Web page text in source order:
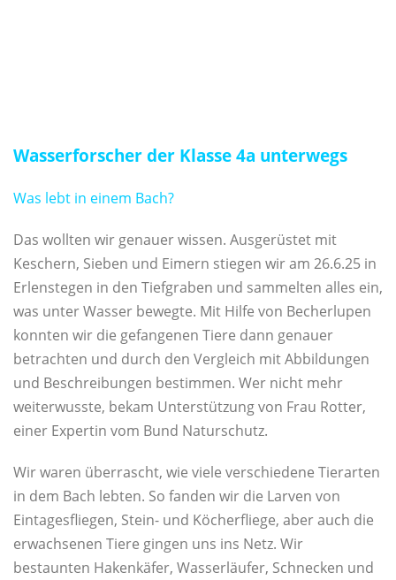
Wasserforscher der Klasse 4a unterwegs
Was lebt in einem Bach?
Das wollten wir genauer wissen. Ausgerüstet mit
Keschern, Sieben und Eimern stiegen wir am 26.6.25 in
Erlenstegen in den Tiefgraben und sammelten alles ein,
was unter Wasser bewegte. Mit Hilfe von Becherlupen
konnten wir die gefangenen Tiere dann genauer
betrachten und durch den Vergleich mit Abbildungen
und Beschreibungen bestimmen. Wer nicht mehr
weiterwusste, bekam Unterstützung von Frau Rotter,
einer Expertin vom Bund Naturschutz.
Wir waren überrascht, wie viele verschiedene Tierarten
in dem Bach lebten. So fanden wir die Larven von
Eintagesfliegen, Stein- und Köcherfliege, aber auch die
erwachsenen Tiere gingen uns ins Netz. Wir
bestaunten Hakenkäfer, Wasserläufer, Schnecken und